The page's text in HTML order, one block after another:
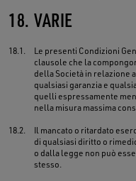
18. VARIE
18.1.
Le presenti Condizioni
clausole che la
della Società in relazione
qualsiasi garanzia e
quelli espressamente
nella misura massima
18.2.
Il mancato o ritardato
di qualsiasi diritto o
o dalla legge non può
stesso.